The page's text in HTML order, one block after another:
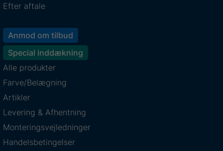
Efter aftale
Anmod om tilbud
Special inddækning
Alle produkter
Farve/Belægning
Artikler
Levering & Afhentning
Monteringsvejledninger
Handelsbetingelser